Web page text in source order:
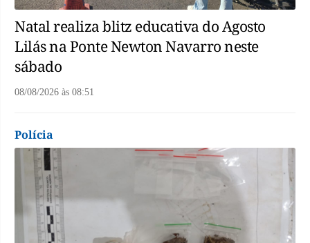
Natal realiza blitz educativa do Agosto
Lilás na Ponte Newton Navarro neste
sábado
08/08/2026 às 08:51
Polícia